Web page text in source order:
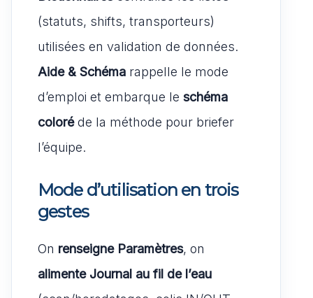
(statuts, shifts, transporteurs)
utilisées en validation de données.
Aide & Schéma rappelle le mode
d’emploi et embarque le schéma
coloréde la méthode pour briefer
l’équipe.
Mode d’utilisation en trois
gestes
On renseigne Paramètres, on
alimente Journal au fil de l’eau